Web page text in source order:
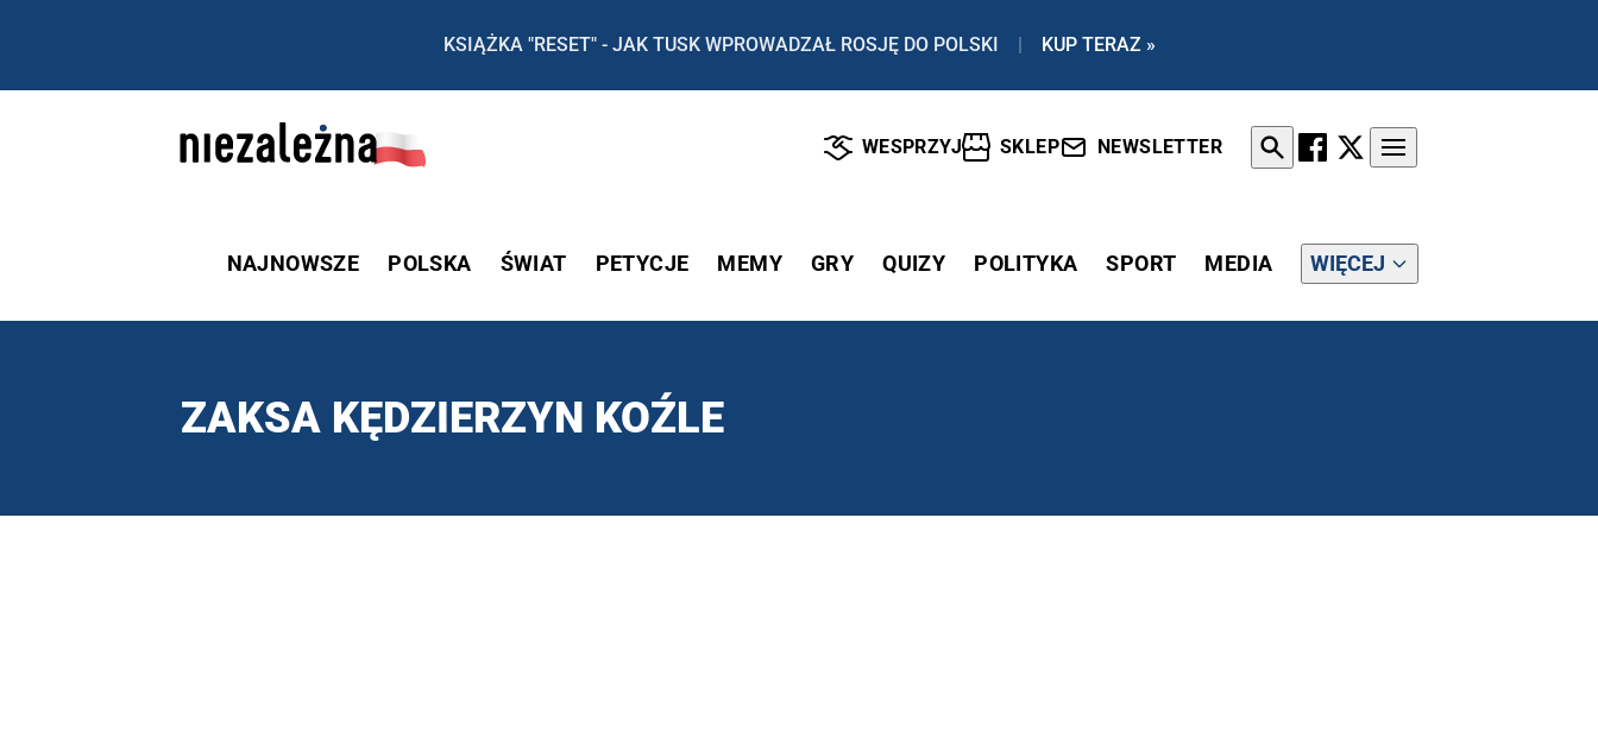
KSIĄŻKA "RESET" - JAK TUSK WPROWADZAŁ ROSJĘ DO POLSKI | KUP TERAZ »
WESPRZYJ SKLEP NEWSLETTER
NAJNOWSZE POLSKA ŚWIAT PETYCJE MEMY GRY QUIZY POLITYKA SPORT MEDIA WIĘCEJ
ZAKSA KĘDZIERZYN KOŹLE